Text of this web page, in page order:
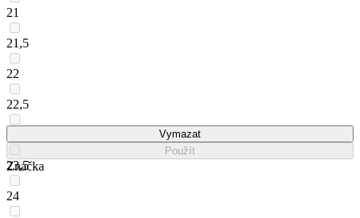
21
21,5
22
22,5
23,5
24
Vymazat
Použít
Značka